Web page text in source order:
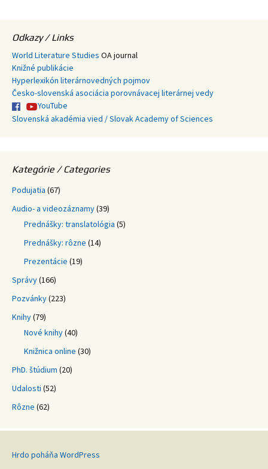
Odkazy / Links
World Literature Studies OA journal
Knižné publikácie
Hyperlexikón literárnovedných pojmov
Česko-slovenská asociácia porovnávacej literárnej vedy
YouTube
Slovenská akadémia vied / Slovak Academy of Sciences
Kategórie / Categories
Podujatia (67)
Audio- a videozáznamy(39)
Prednášky: translatológia (5)
Prednášky: rôzne (14)
Prezentácie (19)
Správy(166)
Pozvánky(223)
Knihy(79)
Nové knihy(40)
Knižnica online (30)
PhD. štúdium (20)
Udalosti (52)
Rôzne (62)
Hrdo poháňa WordPress